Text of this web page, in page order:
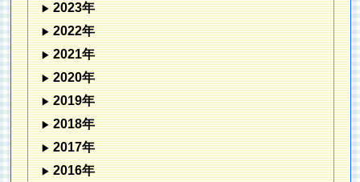
2023年
2022年
2021年
2020年
2019年
2018年
2017年
2016年